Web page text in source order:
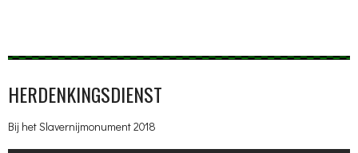
HERDENKINGSDIENST
Bij het Slavernijmonument 2018